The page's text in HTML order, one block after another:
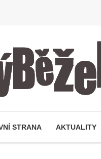
STRANA AKTUALITY